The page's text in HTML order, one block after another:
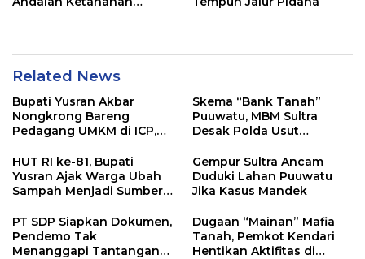
Related News
Bupati Yusran Akbar
Nongkrong Bareng
Pedagang UMKM di ICP,
Hidupkan Ekonomi
Kerakyatan
Skema “Bank Tanah”
Puuwatu, MBM Sultra
Desak Polda Usut
Kadin
HUT RI ke-81, Bupati
Yusran Ajak Warga Ubah
Sampah Menjadi Sumber
Gempur Sultra Ancam
Duduki Lahan Puuwatu
Jika Kasus Mandek
PT SDP Siapkan Dokumen,
Pendemo Tak
Menanggapi Tantangan
Dugaan “Mainan” Mafia
Tanah, Pemkot Kendari
Hentikan Aktifitas di